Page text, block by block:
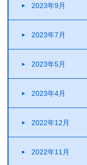
2023年9月
2023年7月
2023年5月
2023年4月
2022年12月
2022年11月